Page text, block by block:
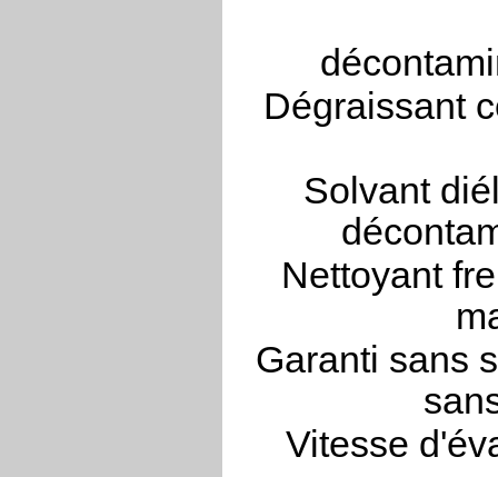
Dégraissant
Solvant
Nettoyant
Garanti sans
Vitesse